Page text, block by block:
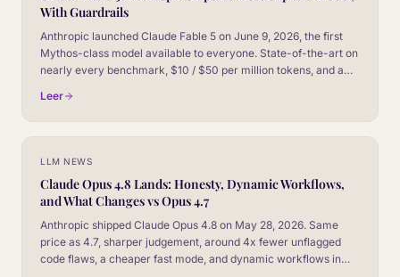
With Guardrails
Anthropic launched Claude Fable 5 on June 9, 2026, the first
Mythos-class model available to everyone. State-of-the-art on
nearly every benchmark, $10 / $50 per million tokens, and a
topics. Here is the read for CX leaders.
Leer
LLM NEWS
Claude Opus 4.8 Lands: Honesty, Dynamic Workflows,
and What Changes vs Opus 4.7
Anthropic shipped Claude Opus 4.8 on May 28, 2026. Same
price as 4.7, sharper judgement, around 4x fewer unflagged
code flaws, a cheaper fast mode, and dynamic workflows in